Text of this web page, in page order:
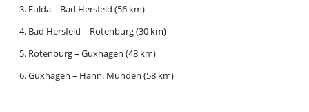
Fulda – Bad Hersfeld (56 km)
Bad Hersfeld – Rotenburg (30 km)
Rotenburg – Guxhagen (48 km)
Guxhagen – Hann. Münden (58 km)